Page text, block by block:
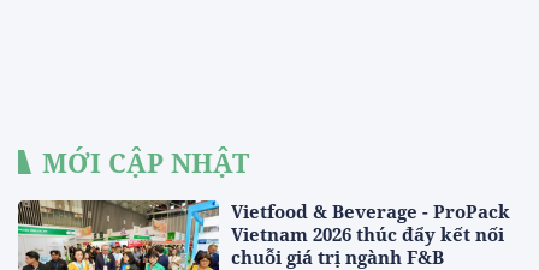
MỚI CẬP NHẬT
Vietfood & Beverage - ProPack
Vietnam 2026 thúc đẩy kết nối
chuỗi giá trị ngành F&B